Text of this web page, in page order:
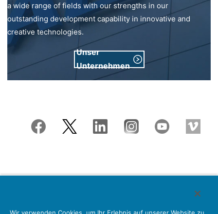
a wide range of fields with our strengths in our
outstanding development capability in innovative and
creative technologies.
Unser
Unternehmen